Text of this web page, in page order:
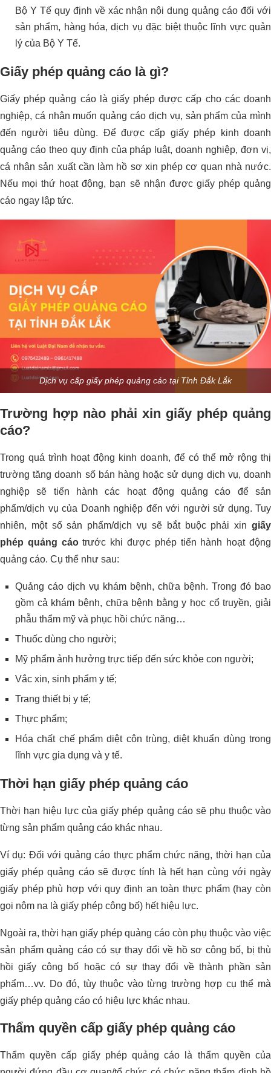
Bộ Y Tế quy định về xác nhận nội dung quảng cáo đối với
sản phẩm, hàng hóa, dịch vụ đặc biệt thuộc lĩnh vực quản
lý của Bộ Y Tế.
Giấy phép quảng cáo là gì?
Giấy phép quảng cáo là giấy phép được cấp cho các doanh
nghiệp, cá nhân muốn quảng cáo dịch vụ, sản phẩm của mình
đến người tiêu dùng. Để được cấp giấy phép kinh doanh
quảng cáo theo quy định của pháp luật, doanh nghiệp, đơn vị,
cá nhân sản xuất cần làm hồ sơ xin phép cơ quan nhà nước.
Nếu mọi thứ hoạt động, bạn sẽ nhận được giấy phép quảng
cáo ngay lập tức.
Dịch vụ cấp giấy phép quảng cáo tại Tỉnh Đắk Lắk
Trường hợp nào phải xin giấy phép quảng
cáo?
Trong quá trình hoạt động kinh doanh, để có thể mở rộng thị
trường tăng doanh số bán hàng hoặc sử dụng dịch vụ, doanh
nghiệp sẽ tiến hành các hoạt động quảng cáo để sản
phẩm/dịch vụ của Doanh nghiệp đến với người sử dụng. Tuy
nhiên, một số sản phẩm/dịch vụ sẽ bắt buộc phải xin giấy
phép quảng cáotrước khi được phép tiến hành hoạt động
quảng cáo. Cụ thể như sau:
Quảng cáo dịch vụ khám bệnh, chữa bệnh. Trong đó bao
gồm cả khám bệnh, chữa bệnh bằng y học cổ truyền, giải
phẫu thẩm mỹ và phục hồi chức năng…
Thuốc dùng cho người;
Mỹ phẩm ảnh hưởng trực tiếp đến sức khỏe con người;
Vắc xin, sinh phẩm y tế;
Trang thiết bị y tế;
Thực phẩm;
Hóa chất chế phẩm diệt côn trùng, diệt khuẩn dùng trong
lĩnh vực gia dụng và y tế.
Thời hạn giấy phép quảng cáo
Thời hạn hiệu lực của giấy phép quảng cáo sẽ phụ thuộc vào
từng sản phẩm quảng cáo khác nhau.
Ví dụ: Đối với quảng cáo thực phẩm chức năng, thời hạn của
giấy phép quảng cáo sẽ được tính là hết hạn cùng với ngày
giấy phép phù hợp với quy định an toàn thực phẩm (hay còn
gọi nôm na là giấy phép công bố) hết hiệu lực.
Ngoài ra, thời hạn giấy phép quảng cáo còn phụ thuộc vào việc
sản phẩm quảng cáo có sự thay đổi về hồ sơ công bố, bị thù
hồi giấy công bố hoặc có sự thay đổi về thành phần sản
phẩm…vv. Do đó, tùy thuộc vào từng trường hợp cụ thể mà
giấy phép quảng cáo có hiệu lực khác nhau.
Thẩm quyền cấp giấy phép quảng cáo
Thẩm quyền cấp giấy phép quảng cáo là thẩm quyền của